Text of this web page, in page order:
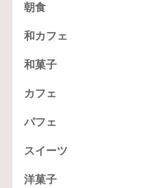
朝食
和カフェ
和菓子
カフェ
パフェ
スイーツ
洋菓子